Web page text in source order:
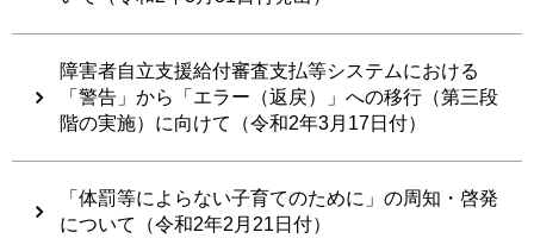
障害者自立支援給付審査支払等システムにおける
「警告」から「エラー（返戻）」への移行（第三段
階の実施）に向けて（令和2年3月17日付）
「体罰等によらない子育てのために」の周知・啓発
について（令和2年2月21日付）